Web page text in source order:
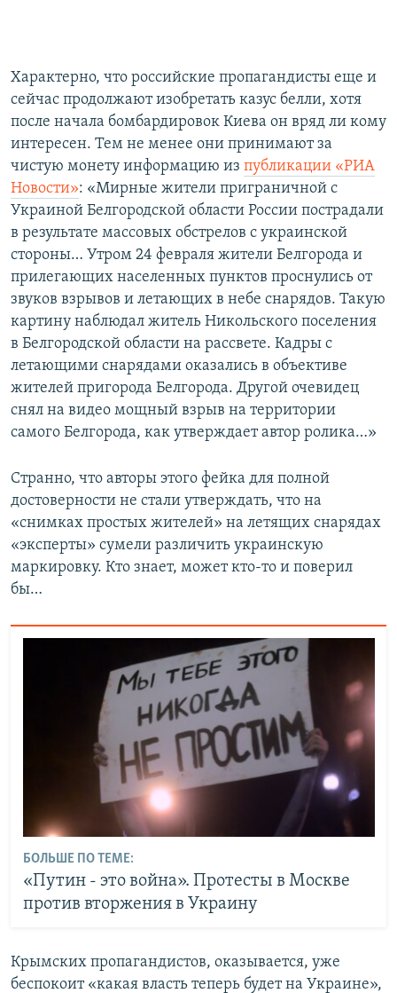
Характерно, что российские пропагандисты еще и
сейчас продолжают изобретать казус белли, хотя
после начала бомбардировок Киева он вряд ли кому
интересен. Тем не менее они принимают за
чистую монету информацию из публикации «РИА
Новости»: «Мирные жители приграничной с
Украиной Белгородской области России пострадали
в результате массовых обстрелов с украинской
стороны… Утром 24 февраля жители Белгорода и
прилегающих населенных пунктов проснулись от
звуков взрывов и летающих в небе снарядов. Такую
картину наблюдал житель Никольского поселения
в Белгородской области на рассвете. Кадры с
летающими снарядами оказались в объективе
жителей пригорода Белгорода. Другой очевидец
снял на видео мощный взрыв на территории
самого Белгорода, как утверждает автор ролика…»
Странно, что авторы этого фейка для полной
достоверности не стали утверждать, что на
«снимках простых жителей» на летящих снарядах
«эксперты» сумели различить украинскую
маркировку. Кто знает, может кто-то и поверил
бы…
БОЛЬШЕ ПО ТЕМЕ:
«Путин - это война». Протесты в Москве
против вторжения в Украину
Крымских пропагандистов, оказывается, уже
беспокоит «какая власть теперь будет на Украине»,